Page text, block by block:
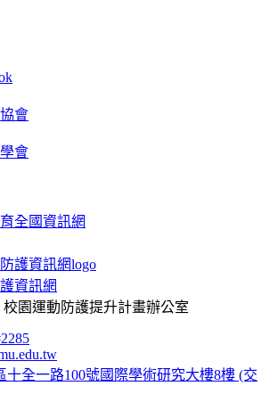
會
會
全國資訊網
資訊網
校園運動防護提升計畫辦公室
十全一路100號國際學術研究大樓8樓 (交